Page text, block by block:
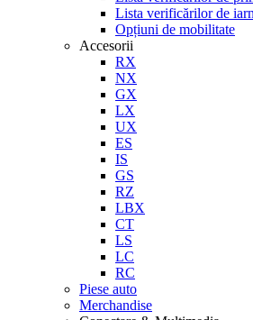
Lista verificărilor de
Opțiuni de mobilitate
Accesorii
RX
NX
GX
LX
UX
ES
IS
GS
RZ
LBX
CT
LS
LC
RC
Piese auto
Merchandise